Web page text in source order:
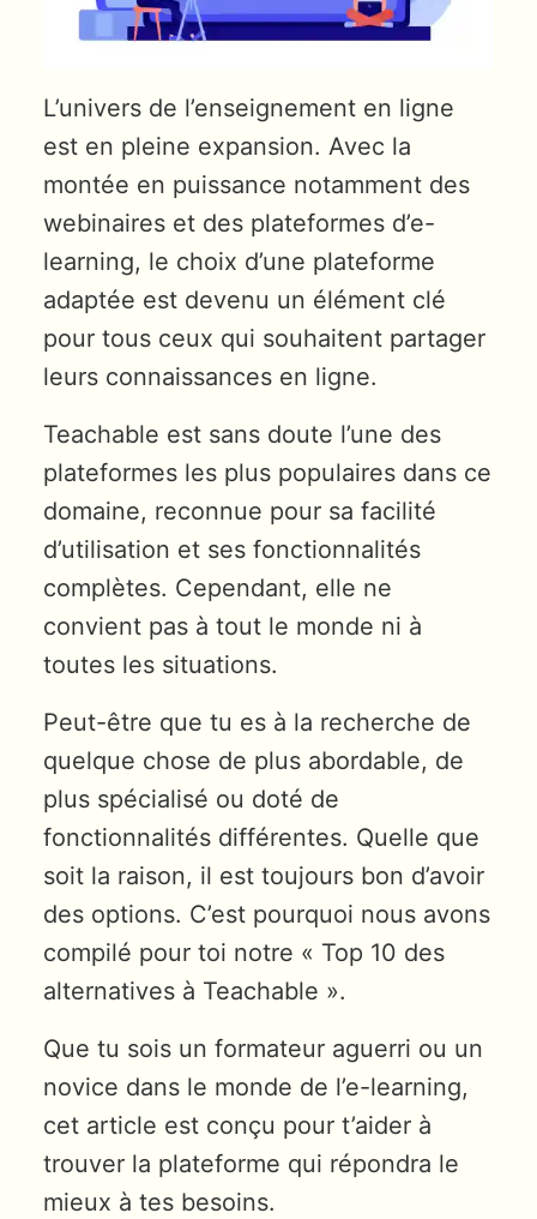
L’univers de l’enseignement en ligne
est en pleine expansion. Avec la
montée en puissance notamment des
webinaires et des plateformes d’e-
learning, le choix d’une plateforme
adaptée est devenu un élément clé
pour tous ceux qui souhaitent partager
leurs connaissances en ligne.
Teachable est sans doute l’une des
plateformes les plus populaires dans ce
domaine, reconnue pour sa facilité
d’utilisation et ses fonctionnalités
complètes. Cependant, elle ne
convient pas à tout le monde ni à
toutes les situations.
Peut-être que tu es à la recherche de
quelque chose de plus abordable, de
plus spécialisé ou doté de
fonctionnalités différentes. Quelle que
soit la raison, il est toujours bon d’avoir
des options. C’est pourquoi nous avons
compilé pour toi notre « Top 10 des
alternatives à Teachable ».
Que tu sois un formateur aguerri ou un
novice dans le monde de l’e-learning,
cet article est conçu pour t’aider à
trouver la plateforme qui répondra le
mieux à tes besoins.